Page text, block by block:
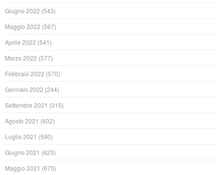
Giugno 2022 (543)
Maggio 2022 (567)
Aprile 2022 (541)
Marzo 2022 (577)
Febbraio 2022 (570)
Gennaio 2022 (244)
Settembre 2021 (315)
Agosto 2021 (602)
Luglio 2021 (590)
Giugno 2021 (623)
Maggio 2021 (675)